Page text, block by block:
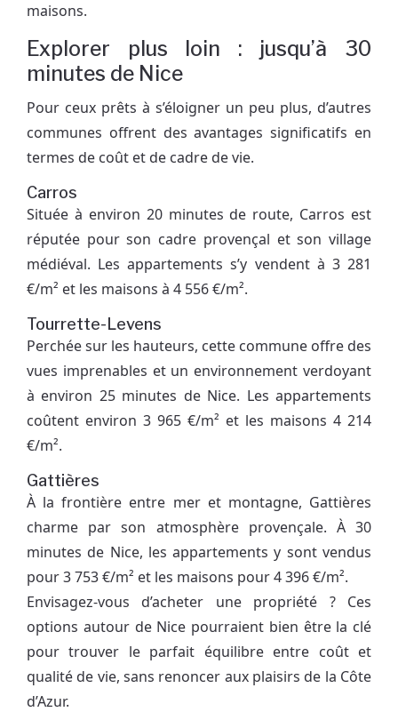
maisons.
Explorer plus loin : jusqu’à 30
minutes de Nice
Pour ceux prêts à s’éloigner un peu plus, d’autres
communes offrent des avantages significatifs en
termes de coût et de cadre de vie.
Carros
Située à environ 20 minutes de route, Carros est
réputée pour son cadre provençal et son village
médiéval. Les appartements s’y vendent à 3 281
€/m² et les maisons à 4 556 €/m².
Tourrette-Levens
Perchée sur les hauteurs, cette commune offre des
vues imprenables et un environnement verdoyant
à environ 25 minutes de Nice. Les appartements
coûtent environ 3 965 €/m² et les maisons 4 214
€/m².
Gattières
À la frontière entre mer et montagne, Gattières
charme par son atmosphère provençale. À 30
minutes de Nice, les appartements y sont vendus
pour 3 753 €/m² et les maisons pour 4 396 €/m².
Envisagez-vous d’acheter une propriété ? Ces
options autour de Nice pourraient bien être la clé
pour trouver le parfait équilibre entre coût et
qualité de vie, sans renoncer aux plaisirs de la Côte
d’Azur.